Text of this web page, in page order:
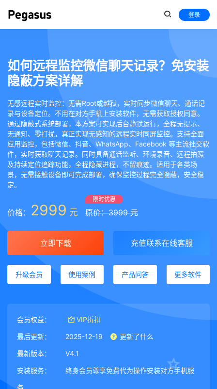
登录
如何远程监控微信聊天记录？免安装
隐蔽方案详解
无感远程实时监控：无需Root或越狱，实时同步微信聊天、通话记
录与设备定位。不用在对方手机上安装软件，无需获取授权同意。
通过隐蔽式系统部署，本方案可实现后台静默运行，全程无提示、
无通知、零打扰，真正实现无感知的远程实时同屏监控。支持全面
应用监控，包括微信、抖音、WhatsApp、Facebook 等主流社交软
件，实时获取聊天记录。同时具备通话监听、环境录音、远程拍照
及持续定位追踪功能，全程隐藏进程，不留痕迹。适用于各类场
景，无需接触设备即可完成部署，确保监控过程完全隐蔽，安全稳
定。
价格： 2999 元
限时优惠
原价：3999 元
立即下载 充值联系在线客服
升级会员 使用案例 产品问答 更多软件
会员权益： VIP折扣
最后更新： 2025-12-19 更新了什么
最新版本： V4.1
安装服务： 终身会员尊享免费代为操作安装对方手机服
务